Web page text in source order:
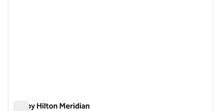
Tru by Hilton Meridian